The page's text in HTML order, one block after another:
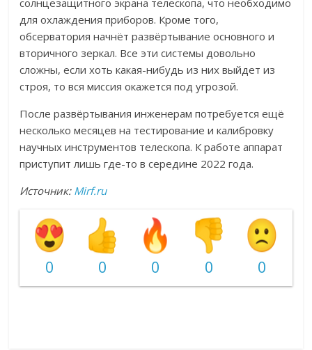
солнцезащитного экрана телескопа, что необходимо
для охлаждения приборов. Кроме того,
обсерватория начнёт развёртывание основного и
вторичного зеркал. Все эти системы довольно
сложны, если хоть какая-нибудь из них выйдет из
строя, то вся миссия окажется под угрозой.
После развёртывания инженерам потребуется ещё
несколько месяцев на тестирование и калибровку
научных инструментов телескопа. К работе аппарат
приступит лишь где-то в середине 2022 года.
Источник: Mirf.ru
0 0 0 0 0